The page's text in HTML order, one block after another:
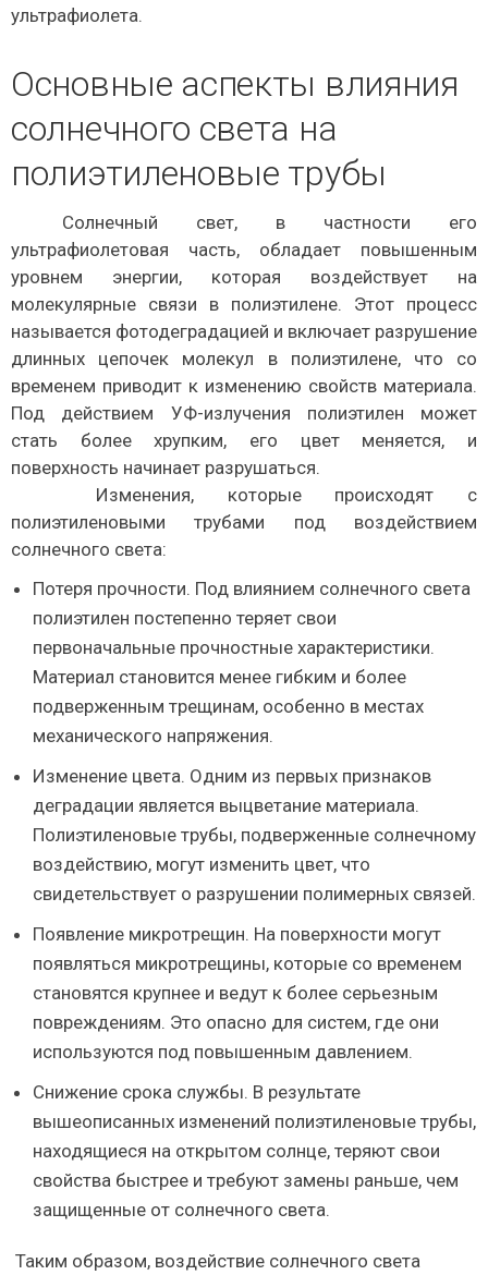
ультрафиолета.
Основные аспекты влияния
солнечного света на
полиэтиленовые трубы
Солнечный свет, в частности его
ультрафиолетовая часть, обладает повышенным
уровнем энергии, которая воздействует на
молекулярные связи в полиэтилене. Этот процесс
называется фотодеградацией и включает разрушение
длинных цепочек молекул в полиэтилене, что со
временем приводит к изменению свойств материала.
Под действием УФ-излучения полиэтилен может
стать более хрупким, его цвет меняется, и
поверхность начинает разрушаться.
Изменения, которые происходят с
полиэтиленовыми трубами под воздействием
солнечного света:
Потеря прочности. Под влиянием солнечного света
полиэтилен постепенно теряет свои
первоначальные прочностные характеристики.
Материал становится менее гибким и более
подверженным трещинам, особенно в местах
механического напряжения.
Изменение цвета. Одним из первых признаков
деградации является выцветание материала.
Полиэтиленовые трубы, подверженные солнечному
воздействию, могут изменить цвет, что
свидетельствует о разрушении полимерных связей.
Появление микротрещин. На поверхности могут
появляться микротрещины, которые со временем
становятся крупнее и ведут к более серьезным
повреждениям. Это опасно для систем, где они
используются под повышенным давлением.
Снижение срока службы. В результате
вышеописанных изменений полиэтиленовые трубы,
находящиеся на открытом солнце, теряют свои
свойства быстрее и требуют замены раньше, чем
защищенные от солнечного света.
Таким образом, воздействие солнечного света